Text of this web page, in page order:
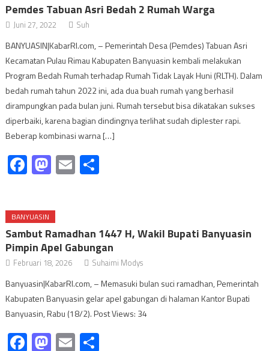
Pemdes Tabuan Asri Bedah 2 Rumah Warga
Juni 27, 2022 Suh
BANYUASIN|KabarRI.com, – Pemerintah Desa (Pemdes) Tabuan Asri
Kecamatan Pulau Rimau Kabupaten Banyuasin kembali melakukan
Program Bedah Rumah terhadap Rumah Tidak Layak Huni (RLTH). Dalam
bedah rumah tahun 2022 ini, ada dua buah rumah yang berhasil
dirampungkan pada bulan juni. Rumah tersebut bisa dikatakan sukses
diperbaiki, karena bagian dindingnya terlihat sudah diplester rapi.
Beberap kombinasi warna […]
Facebook
Mastodon
Email
BANYUASIN
Sambut Ramadhan 1447 H, Wakil Bupati Banyuasin
Pimpin Apel Gabungan
Februari 18, 2026 Suhaimi Modys
Banyuasin|KabarRI.com, – Memasuki bulan suci ramadhan, Pemerintah
Kabupaten Banyuasin gelar apel gabungan di halaman Kantor Bupati
Banyuasin, Rabu (18/2). Post Views: 34
Facebook
Mastodon
Email